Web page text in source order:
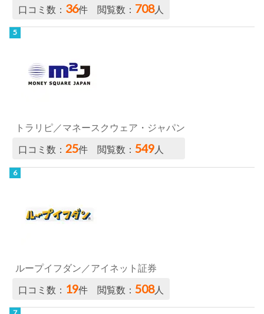
口コミ数： 36件 閲覧数： 708人
トラリピ／マネースクウェア・ジャパン
口コミ数：25件 閲覧数：549人
ループイフダン／アイネット証券
口コミ数： 19件 閲覧数：508人